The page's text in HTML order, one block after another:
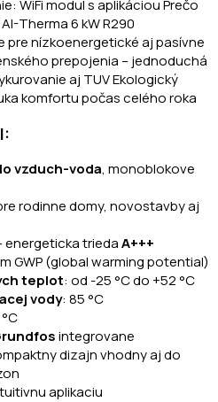
WiFi modul s aplikáciou Prečo
Therma 6 kW R290
pre nízkoenergetické aj pasívne
prepojenia – jednoduchá
aj TUV Ekologický
komfortu počas celého roka
vzduch-voda, monoblokove
rodinne domy, novostavby aj
energeticka triedaA+++
GWP (global warming potential)
teplot: od -25 °C do +52 °C
vody: 85 °C
integrovane
dizajn vhodny aj do
aplikaciu